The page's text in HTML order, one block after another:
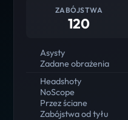
ZABÓJSTWA
120
Asysty
Zadane obrażenia
Headshoty
NoScope
Przez ściane
Zabójstwa od tyłu